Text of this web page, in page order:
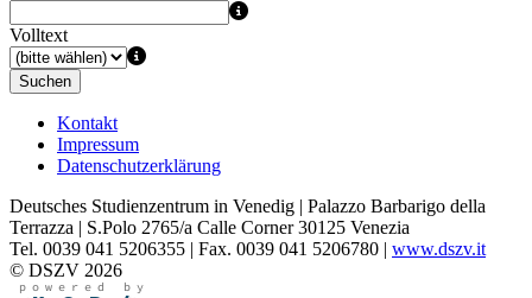
Volltext
Suchen
Kontakt
Impressum
Datenschutzerklärung
Deutsches Studienzentrum in Venedig | Palazzo Barbarigo della
Terrazza | S.Polo 2765/a Calle Corner 30125 Venezia
Tel. 0039 041 5206355 | Fax. 0039 041 5206780 | www.dszv.it
© DSZV 2026